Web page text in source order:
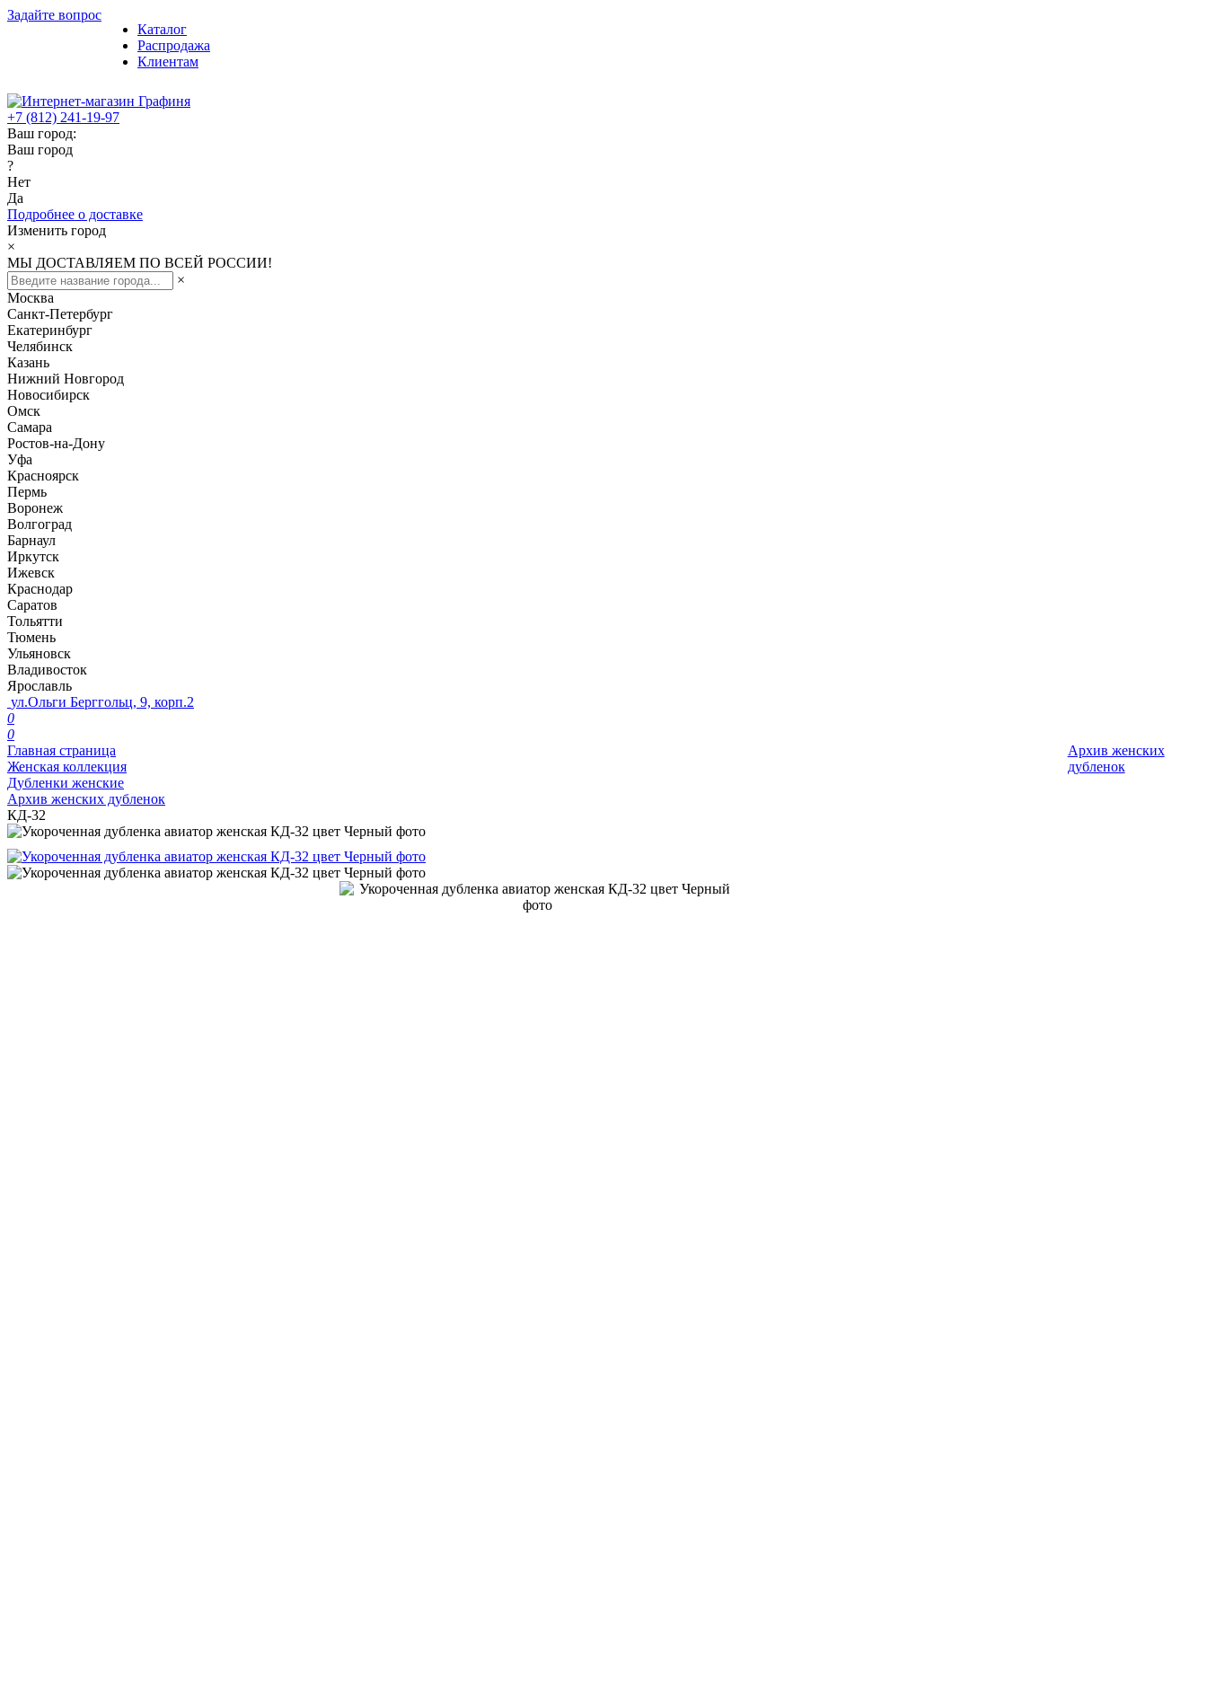
Задайте вопрос
Каталог
Распродажа
Клиентам
+7 (812) 241-19-97
Ваш город:
Ваш город
?
Нет
Да
Подробнее о доставке
Изменить город
×
МЫ ДОСТАВЛЯЕМ ПО ВСЕЙ РОССИИ!
×
Москва
Санкт-Петербург
Екатеринбург
Челябинск
Казань
Нижний Новгород
Новосибирск
Омск
Самара
Ростов-на-Дону
Уфа
Красноярск
Пермь
Воронеж
Волгоград
Барнаул
Иркутск
Ижевск
Краснодар
Саратов
Тольятти
Тюмень
Ульяновск
Владивосток
Ярославль
ул.Ольги Берггольц, 9, корп.2
0
0
Главная страница
Женская коллекция
Дубленки женские
Архив женских дубленок
КД-32
Архив женских
дубленок